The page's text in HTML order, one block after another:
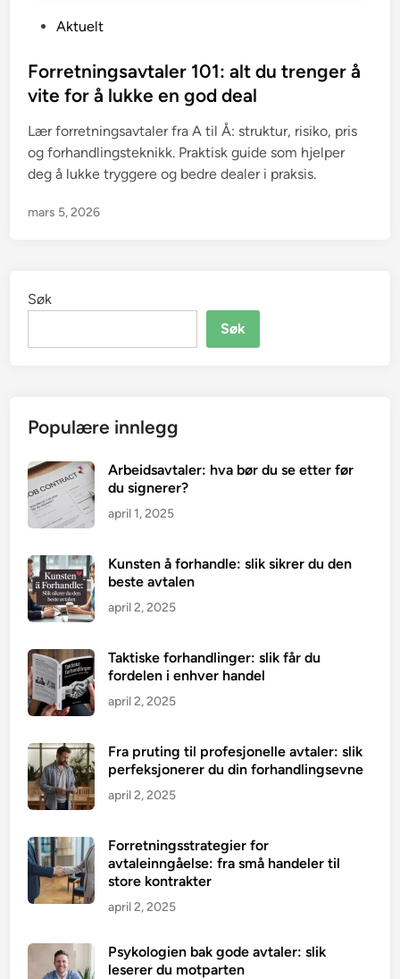
s
t
d
i
n
Aktuelt
Forretningsavtaler 101: alt du trenger å
vite for å lukke en god deal
Lær forretningsavtaler fra A til Å: struktur, risiko, pris
og forhandlingsteknikk. Praktisk guide som hjelper
deg å lukke tryggere og bedre dealer i praksis.
mars 5, 2026
Søk
Søk
Populære innlegg
Arbeidsavtaler: hva bør du se etter før
du signerer?
april 1, 2025
Kunsten å forhandle: slik sikrer du den
beste avtalen
april 2, 2025
Taktiske forhandlinger: slik får du
fordelen i enhver handel
april 2, 2025
Fra pruting til profesjonelle avtaler: slik
perfeksjonerer du din forhandlingsevne
april 2, 2025
Forretningsstrategier for
avtaleinngåelse: fra små handeler til
store kontrakter
april 2, 2025
Psykologien bak gode avtaler: slik
leserer du motparten